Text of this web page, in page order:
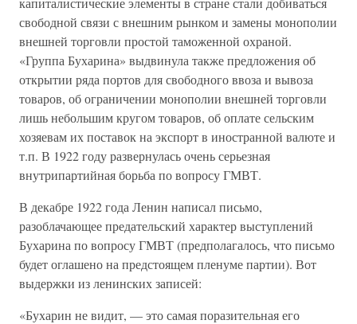
свободной связи с внешним рынком и замены монополии
внешней торговли простой таможенной охраной.
«Группа Бухарина» выдвинула также предложения об
открытии ряда портов для свободного ввоза и вывоза
товаров, об ограничении монополии внешней торговли
лишь небольшим кругом товаров, об оплате сельским
хозяевам их поставок на экспорт в иностранной валюте и
т.п. В 1922 году развернулась очень серьезная
внутрипартийная борьба по вопросу ГМВТ.
В декабре 1922 года Ленин написал письмо,
разоблачающее предательский характер выступлений
Бухарина по вопросу ГМВТ (предполагалось, что письмо
будет оглашено на предстоящем пленуме партии). Вот
выдержки из ленинских записей:
«Бухарин не видит, — это самая поразительная его